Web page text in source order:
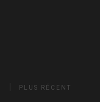
PLUS RÉCENT